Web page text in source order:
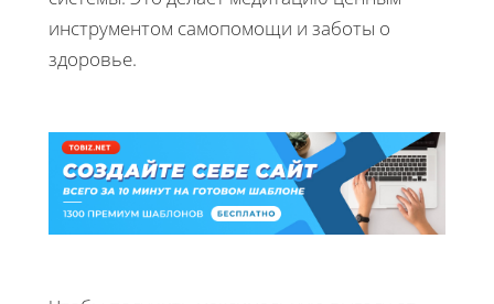
инструментом самопомощи и заботы о
здоровье.